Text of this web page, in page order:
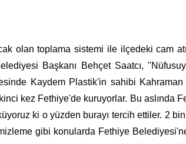
olan toplama sistemi ile ilçedeki cam
Başkanı Behçet Saatcı,
Kaydem Plastik'in sahibi
kez Fethiye'de kuruyorlar. Bu aslında
ki o yüzden burayı tercih ettiler. 2
gibi konularda Fethiye